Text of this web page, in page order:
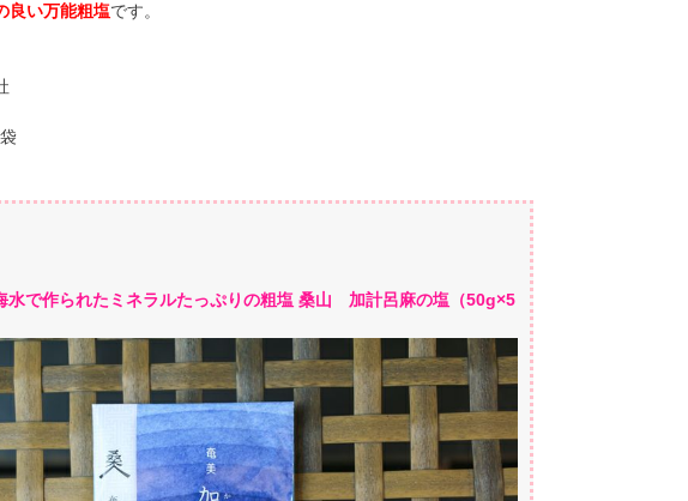
良い万能粗塩です。
水で作られたミネラルたっぷりの粗塩 桑山 加計呂麻の塩（50g×5